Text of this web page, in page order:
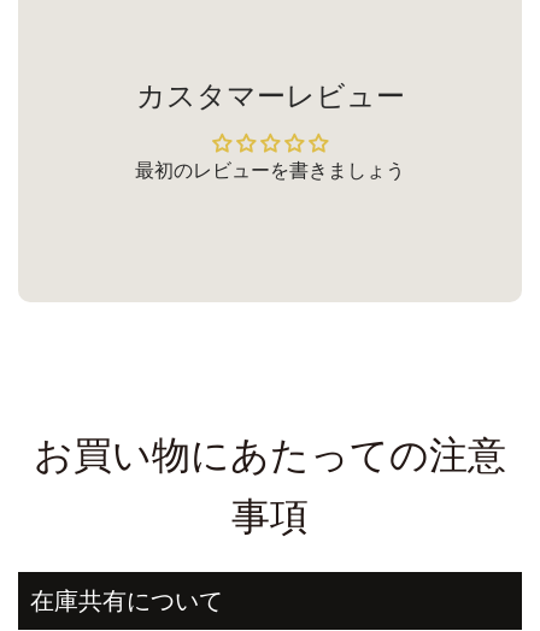
カスタマーレビュー
最初のレビューを書きましょう
お買い物にあたっての注意
事項
在庫共有について